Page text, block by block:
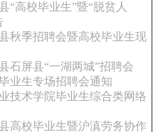
“高校毕业生”暨“脱贫人
秋季招聘会暨高校毕业生现
石屏县“一湖两城”招聘会
业生专场招聘会通知
技术学院毕业生综合类网络
高校毕业生暨沪滇劳务协作